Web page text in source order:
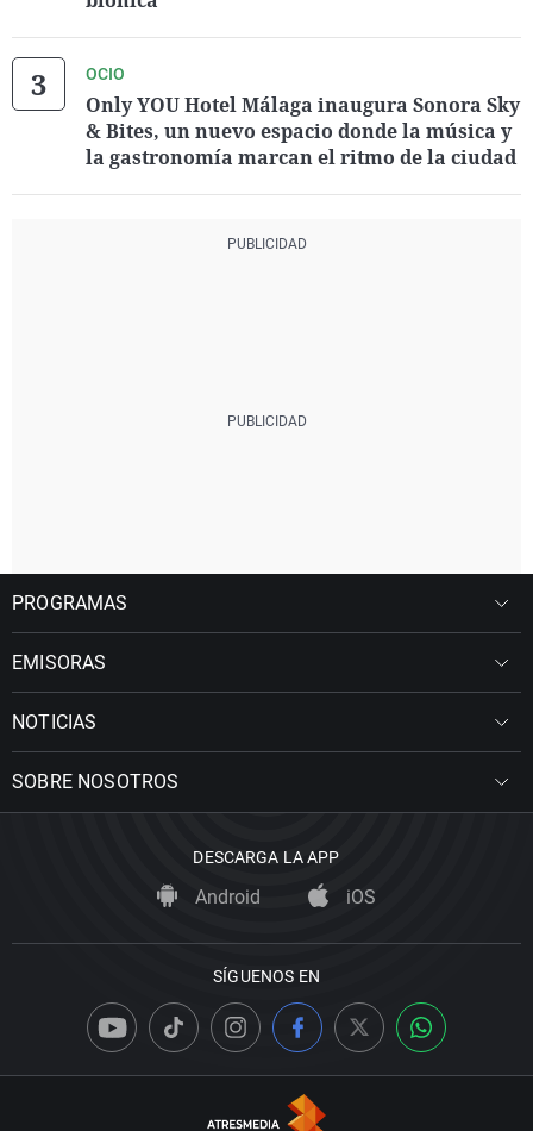
OCIO
Only YOU Hotel Málaga inaugura Sonora Sky
& Bites, un nuevo espacio donde la música y
la gastronomía marcan el ritmo de la ciudad
PROGRAMAS
EMISORAS
NOTICIAS
SOBRE NOSOTROS
DESCARGA LA APP
Android iOS
SÍGUENOS EN